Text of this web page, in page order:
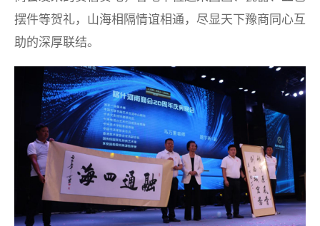
摆件等贺礼，山海相隔情谊相通，尽显天下豫商同心互
助的深厚联结。